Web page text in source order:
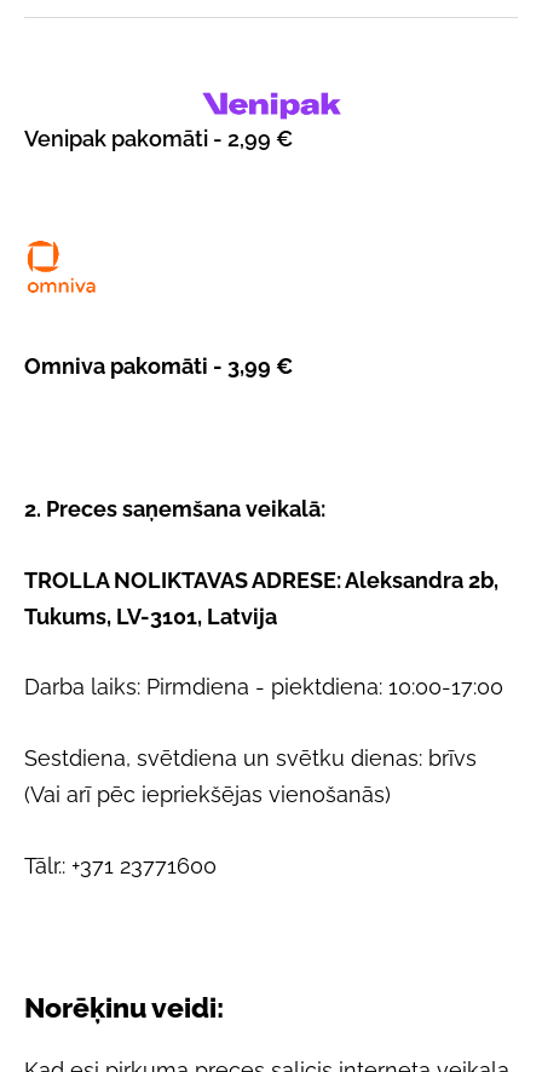
Venipak pakomāti - 2,99 €
Omniva pakomāti - 3,99 €
2. Preces saņemšana veikalā:
TROLLA NOLIKTAVAS ADRESE: Aleksandra 2b,
Tukums, LV-3101, Latvija
Darba laiks: Pirmdiena - piektdiena: 10:00-17:00
Sestdiena, svētdiena un svētku dienas: brīvs
(Vai arī pēc iepriekšējas vienošanās)
Tālr.: +371 23771600
Norēķinu veidi: